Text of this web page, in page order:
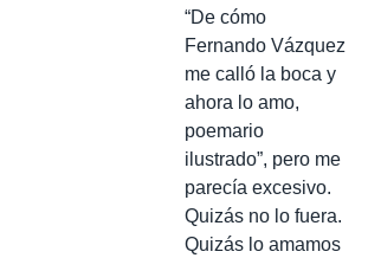
“De cómo
Fernando Vázquez
me calló la boca y
ahora lo amo,
poemario
ilustrado”, pero me
parecía excesivo.
Quizás no lo fuera.
Quizás lo amamos